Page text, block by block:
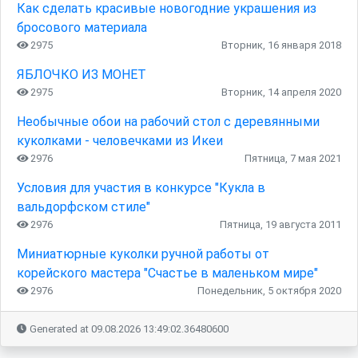
Как сделать красивые новогодние украшения из
бросового материала
2975 Вторник, 16 января 2018
ЯБЛОЧКО ИЗ МОНЕТ
2975 Вторник, 14 апреля 2020
Необычные обои на рабочий стол с деревянными
куколками - человечками из Икеи
2976 Пятница, 7 мая 2021
Условия для участия в конкурсе "Кукла в
вальдорфском стиле"
2976 Пятница, 19 августа 2011
Миниатюрные куколки ручной работы от
корейского мастера "Счастье в маленьком мире"
2976 Понедельник, 5 октября 2020
Generated at 09.08.2026 13:49:02.36480600